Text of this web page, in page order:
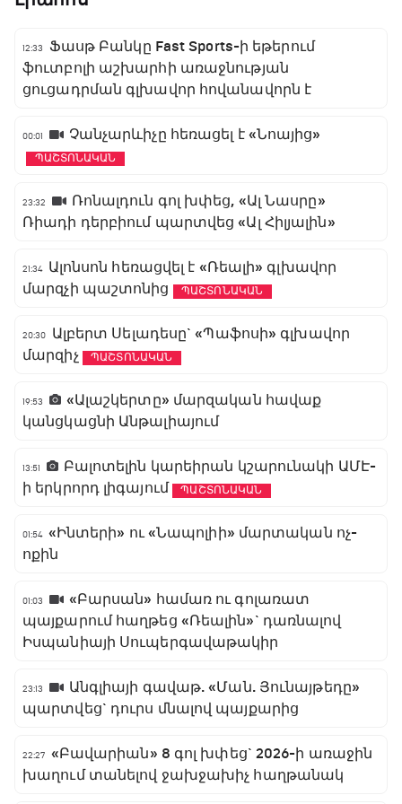
12:33
Ֆասթ Բանկը Fast Sports-ի եթերում
ֆուտբոլի աշխարհի առաջնության
ցուցադրման գլխավոր հովանավորն է
00:01 Չանչարևիչը հեռացել է «Նոայից»
ՊԱՇՏՈՆԱԿԱՆ
23:32
Ռոնալդուն գոլ խփեց, «Ալ Նասրը»
Ռիադի դերբիում պարտվեց «Ալ Հիլյալին»
21:34 Ալոնսոն հեռացվել է «Ռեալի» գլխավոր
մարզչի պաշտոնից
ՊԱՇՏՈՆԱԿԱՆ
20:30
Ալբերտ Սելադեսը` «Պաֆոսի» գլխավոր
մարզիչ
ՊԱՇՏՈՆԱԿԱՆ
19:53
«Ալաշկերտը» մարզական հավաք
կանցկացնի Անթալիայում
13:51
Բալոտելին կարեիրան կշարունակի ԱՄԷ-
ի երկրորդ լիգայում
ՊԱՇՏՈՆԱԿԱՆ
01:54 «Ինտերի» ու «Նապոլիի» մարտական ոչ-
ոքին
01:03
«Բարսան» համառ ու գոլառատ
պայքարում հաղթեց «Ռեալին»` դառնալով
Իսպանիայի Սուպերգավաթակիր
23:13
Անգլիայի գավաթ. «Ման. Յունայթեդը»
պարտվեց` դուրս մնալով պայքարից
22:27 «Բավարիան» 8 գոլ խփեց` 2026-ի առաջին
խաղում տանելով ջախջախիչ հաղթանակ